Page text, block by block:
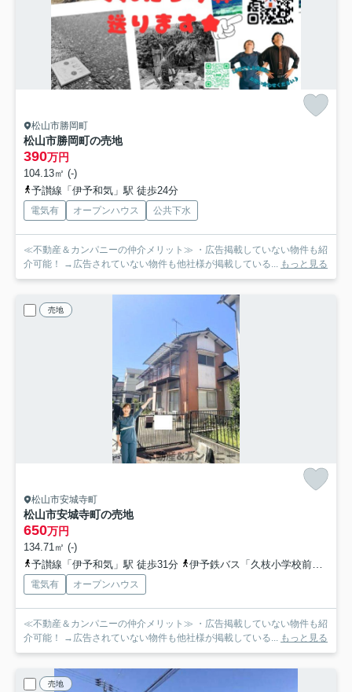
松山市勝岡町
松山市勝岡町の売地
390万円
104.13㎡ (-)
予讃線「伊予和気」駅 徒歩24分
電気有 オープンハウス 公共下水
≪不動産＆カンパニーの仲介メリット≫ ・広告掲載していない物件も紹
介可能！ →広告されていない物件も他社様が掲載している... もっと見る
売地
松山市安城寺町
松山市安城寺町の売地
650万円
134.71㎡ (-)
予讃線「伊予和気」駅 徒歩31分
伊予鉄バス「久枝小学校前」バス停下車 徒歩4分
電気有 オープンハウス
≪不動産＆カンパニーの仲介メリット≫ ・広告掲載していない物件も紹
介可能！ →広告されていない物件も他社様が掲載している... もっと見る
売地